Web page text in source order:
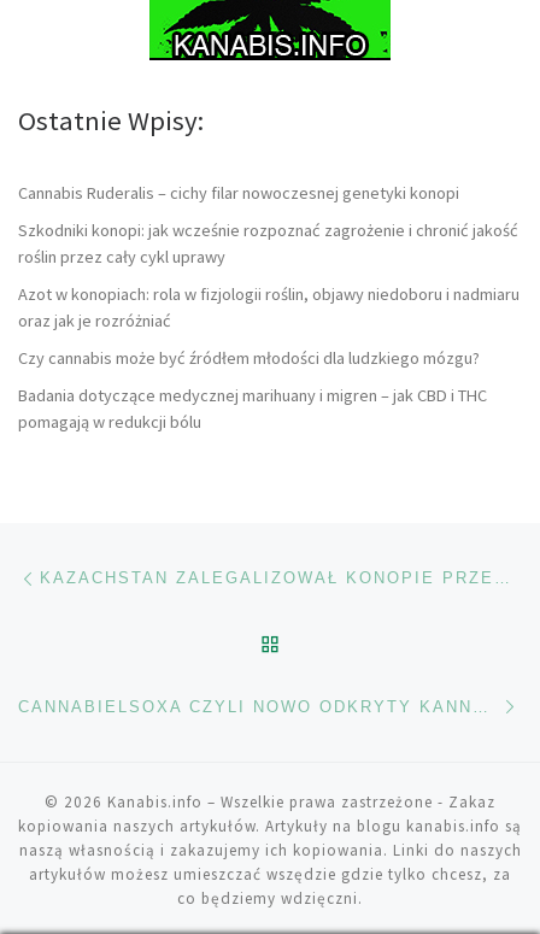
Ostatnie Wpisy:
Cannabis Ruderalis – cichy filar nowoczesnej genetyki konopi
Szkodniki konopi: jak wcześnie rozpoznać zagrożenie i chronić jakość
roślin przez cały cykl uprawy
Azot w konopiach: rola w fizjologii roślin, objawy niedoboru i nadmiaru
oraz jak je rozróżniać
Czy cannabis może być źródłem młodości dla ludzkiego mózgu?
Badania dotyczące medycznej marihuany i migren – jak CBD i THC
pomagają w redukcji bólu
Nawigacja wpisu
© 2026 Kanabis.info – Wszelkie prawa zastrzeżone - Zakaz
kopiowania naszych artykułów. Artykuły na blogu kanabis.info są
naszą własnością i zakazujemy ich kopiowania. Linki do naszych
artykułów możesz umieszczać wszędzie gdzie tylko chcesz, za
co będziemy wdzięczni.